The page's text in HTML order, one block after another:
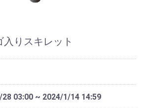
りスキレット
03:00 ~ 2024/1/14 14:59